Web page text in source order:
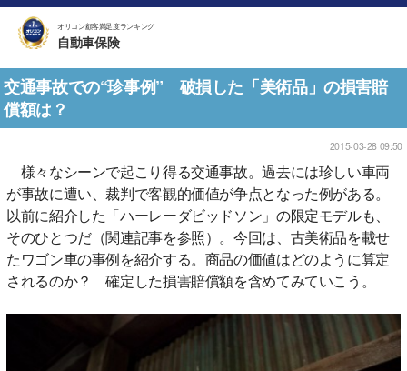
オリコン顧客満足度ランキング
自動車保険
交通事故での“珍事例” 破損した「美術品」の損害賠
償額は？
2015-03-28 09:50
様々なシーンで起こり得る交通事故。過去には珍しい車両
が事故に遭い、裁判で客観的価値が争点となった例がある。
以前に紹介した「ハーレーダビッドソン」の限定モデルも、
そのひとつだ（関連記事を参照）。今回は、古美術品を載せ
たワゴン車の事例を紹介する。商品の価値はどのように算定
されるのか？ 確定した損害賠償額を含めてみていこう。